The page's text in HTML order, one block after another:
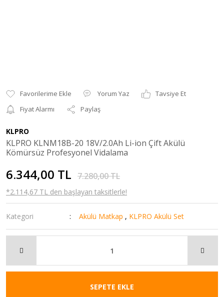
Yorum Yaz
Tavsiye Et
Fiyat Alarmı
Paylaş
KLPRO
KLPRO KLNM18B-20 18V/2.0Ah Li-ion Çift Akülü
Kömürsüz Profesyonel Vidalama
6.344,00 TL 7.280,00 TL
*2.114,67 TL den başlayan taksitlerle!
Kategori Akülü Matkap , KLPRO Akülü Set
SEPETE EKLE